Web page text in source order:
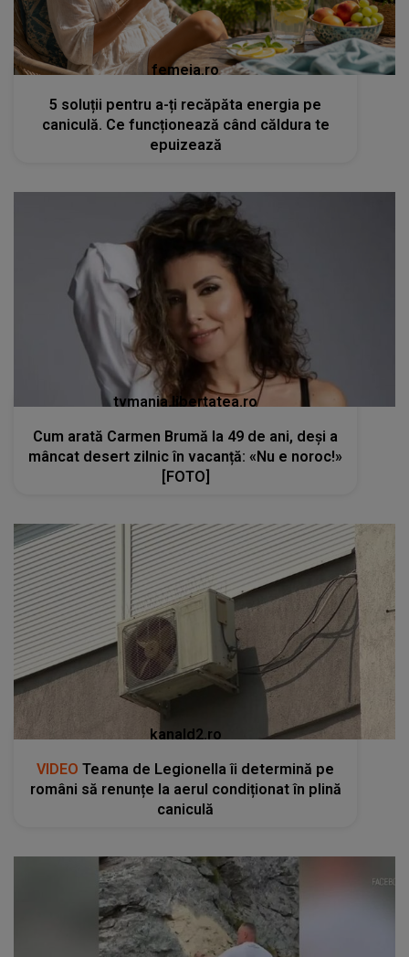
femeia.ro
5 soluții pentru a-ți recăpăta energia pe
caniculă. Ce funcționează când căldura te
epuizează
tvmania.libertatea.ro
Cum arată Carmen Brumă la 49 de ani, deși a
mâncat desert zilnic în vacanță: «Nu e noroc!»
[FOTO]
kanald2.ro
VIDEO Teama de Legionella îi determină pe
români să renunțe la aerul condiționat în plină
caniculă